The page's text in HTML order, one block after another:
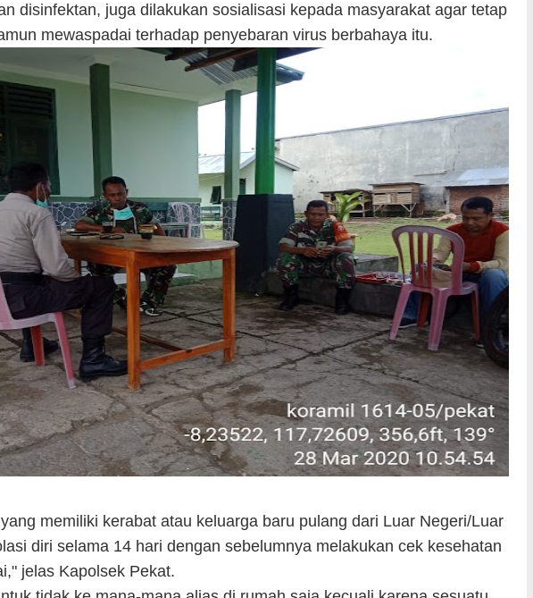
disinfektan, juga dilakukan sosialisasi kepada masyarakat agar tetap
mewaspadai terhadap penyebaran virus berbahaya itu.
memiliki kerabat atau keluarga baru pulang dari Luar Negeri/Luar
diri selama 14 hari dengan sebelumnya melakukan cek kesehatan
jelas Kapolsek Pekat.